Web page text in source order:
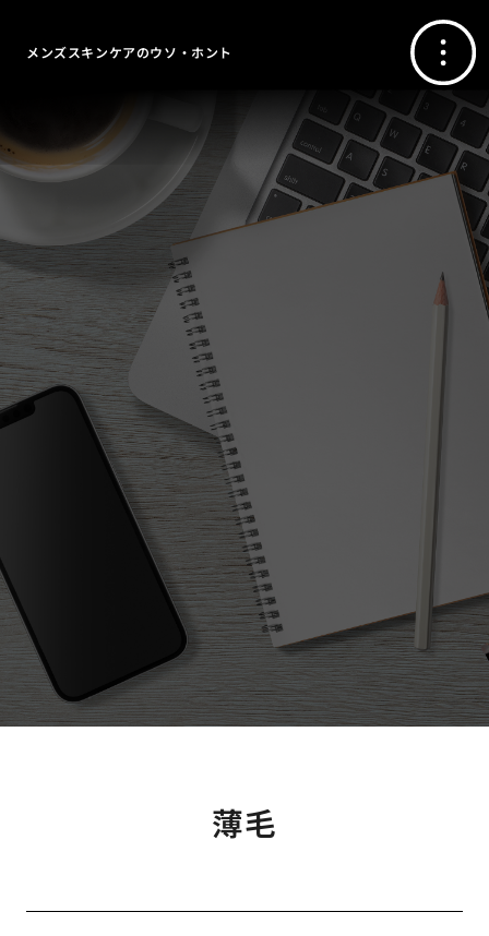
メンズスキンケアのウソ・ホント
薄毛